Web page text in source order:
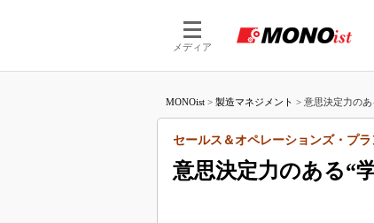
メディア
つながる
つながる
AI×
MONOist > 製造マネジメント > 意思決定力のあ
意思決定力のある“
セールス＆オペレーションズ・プラ